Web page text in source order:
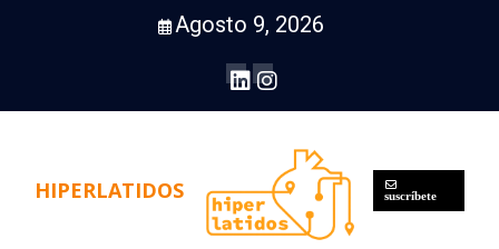
Agosto 9, 2026
HIPERLATIDOS suscríbete